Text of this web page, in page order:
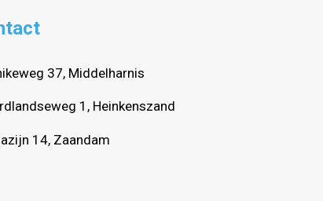
37, Middelharnis
1, Heinkenszand
14, Zaandam